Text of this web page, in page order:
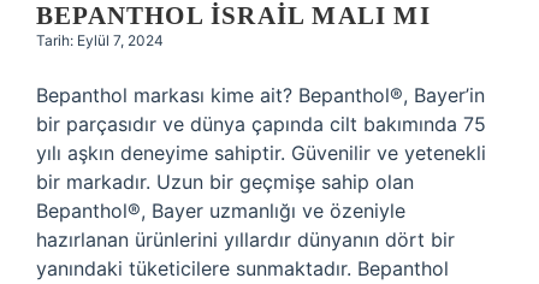
BEPANTHOL İSRAIL MALI MI
Tarih: Eylül 7, 2024
Bepanthol markası kime ait? Bepanthol®, Bayer’in
bir parçasıdır ve dünya çapında cilt bakımında 75
yılı aşkın deneyime sahiptir. Güvenilir ve yetenekli
bir markadır. Uzun bir geçmişe sahip olan
Bepanthol®, Bayer uzmanlığı ve özeniyle
hazırlanan ürünlerini yıllardır dünyanın dört bir
yanındaki tüketicilere sunmaktadır. Bepanthol